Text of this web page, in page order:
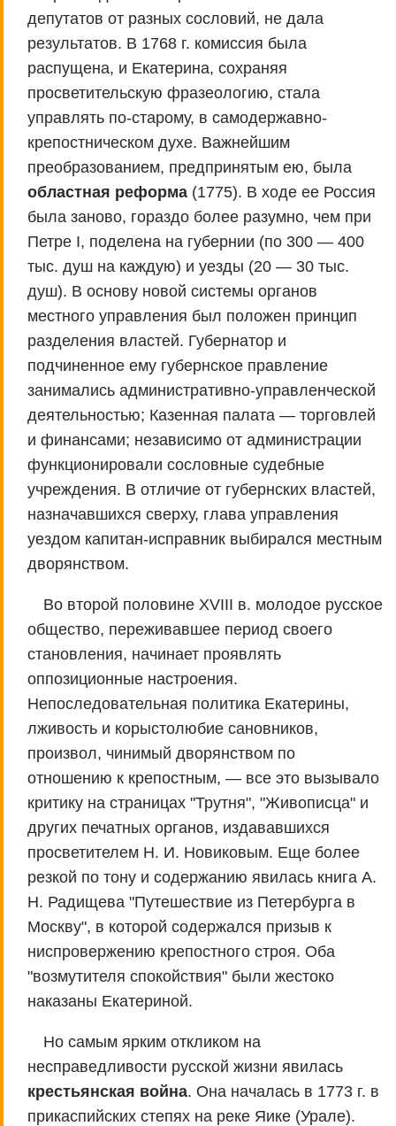
депутатов от разных сословий, не дала
результатов. В 1768 г. комиссия была
распущена, и Екатерина, сохраняя
просветительскую фразеологию, стала
управлять по-старому, в самодержавно-
крепостническом духе. Важнейшим
преобразованием, предпринятым ею, была
областная реформа (1775). В ходе ее Россия
была заново, гораздо более разумно, чем при
Петре I, поделена на губернии (по 300 — 400
тыс. душ на каждую) и уезды (20 — 30 тыс.
душ). В основу новой системы органов
местного управления был положен принцип
разделения властей. Губернатор и
подчиненное ему губернское правление
занимались административно-управленческой
деятельностью; Казенная палата — торговлей
и финансами; независимо от администрации
функционировали сословные судебные
учреждения. В отличие от губернских властей,
назначавшихся сверху, глава управления
уездом капитан-исправник выбирался местным
дворянством.
Во второй половине XVIII в. молодое русское
общество, переживавшее период своего
становления, начинает проявлять
оппозиционные настроения.
Непоследовательная политика Екатерины,
лживость и корыстолюбие сановников,
произвол, чинимый дворянством по
отношению к крепостным, — все это вызывало
критику на страницах "Трутня", "Живописца" и
других печатных органов, издававшихся
просветителем Н. И. Новиковым. Еще более
резкой по тону и содержанию явилась книга А.
Н. Радищева "Путешествие из Петербурга в
Москву", в которой содержался призыв к
ниспровержению крепостного строя. Оба
"возмутителя спокойствия" были жестоко
наказаны Екатериной.
Но самым ярким откликом на
несправедливости русской жизни явилась
крестьянская война. Она началась в 1773 г. в
прикаспийских степях на реке Яике (Урале).